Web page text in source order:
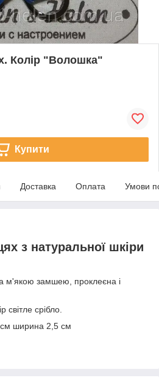
Колір "Волошка"
Купити
Доставка Оплата Умови
з натуральної шкіри
м'якою замшею, проклеєна і
світле срібло.
ширина 2,5 см